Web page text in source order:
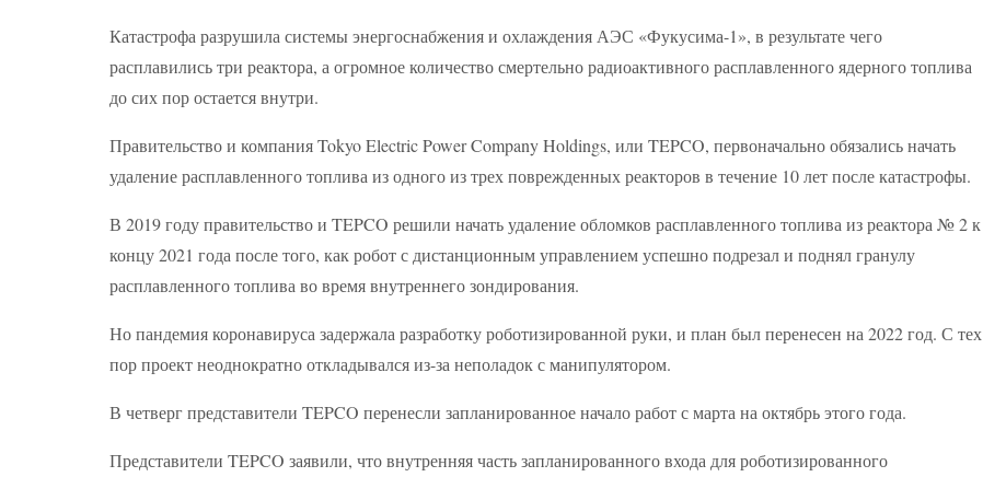
Катастрофа разрушила системы энергоснабжения и охлаждения АЭС «Фукусима-1», в результате чего
расплавились три реактора, а огромное количество смертельно радиоактивного расплавленного ядерного топлива
до сих пор остается внутри.
Правительство и компания Tokyo Electric Power Company Holdings, или TEPCO, первоначально обязались начать
удаление расплавленного топлива из одного из трех поврежденных реакторов в течение 10 лет после катастрофы.
В 2019 году правительство и TEPCO решили начать удаление обломков расплавленного топлива из реактора № 2 к
концу 2021 года после того, как робот с дистанционным управлением успешно подрезал и поднял гранулу
расплавленного топлива во время внутреннего зондирования.
Но пандемия коронавируса задержала разработку роботизированной руки, и план был перенесен на 2022 год. С тех
пор проект неоднократно откладывался из-за неполадок с манипулятором.
В четверг представители TEPCO перенесли запланированное начало работ с марта на октябрь этого года.
Представители TEPCO заявили, что внутренняя часть запланированного входа для роботизированного